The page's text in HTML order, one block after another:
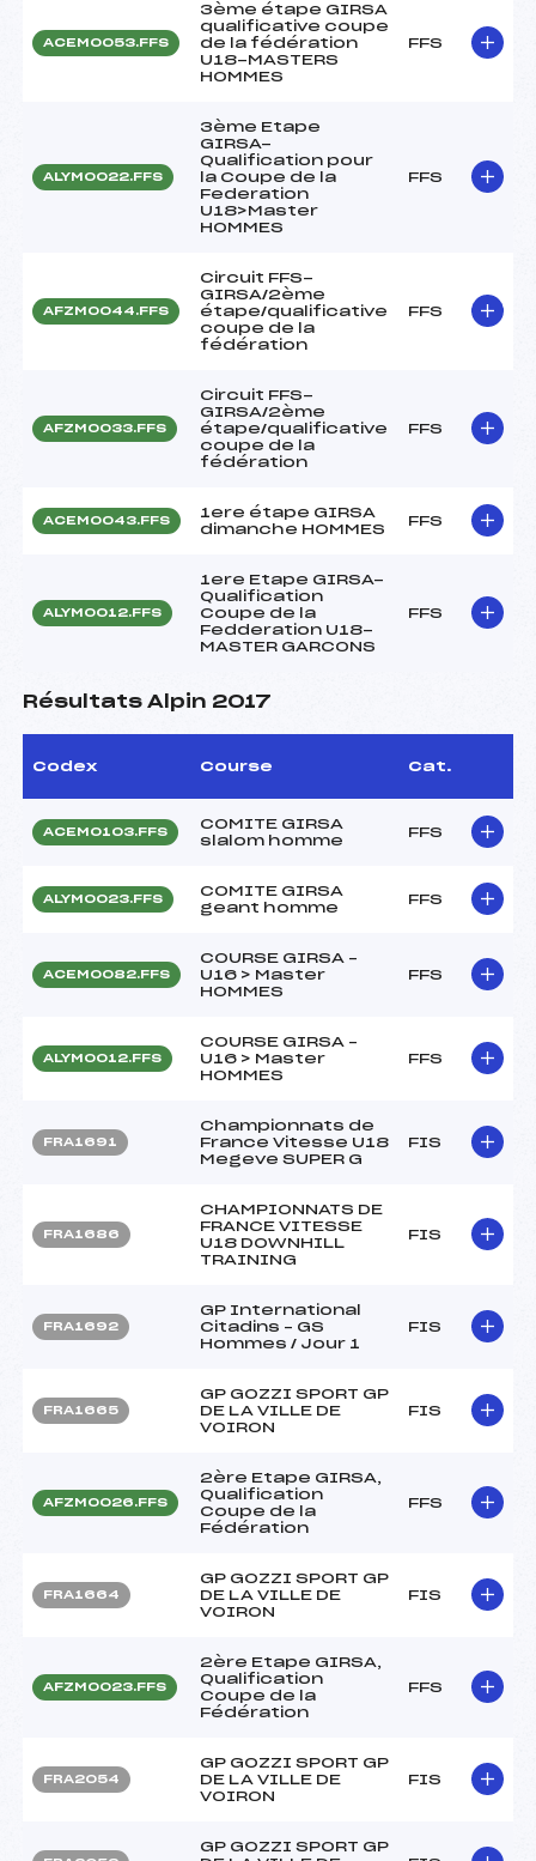
ACEM0053.FFS
3ème étape GIRSA
qualificative coupe
de la fédération
U18-MASTERS
HOMMES
FFS
ALYM0022.FFS
3ème Etape
GIRSA-
Qualification pour
la Coupe de la
Federation
U18>Master
HOMMES
FFS
AFZM0044.FFS
Circuit FFS-
GIRSA/2ème
étape/qualificative
coupe de la
fédération
FFS
AFZM0033.FFS
Circuit FFS-
GIRSA/2ème
étape/qualificative
coupe de la
fédération
FFS
ACEM0043.FFS
1ere étape GIRSA
dimanche HOMMES
FFS
ALYM0012.FFS
1ere Etape GIRSA-
Qualification
Coupe de la
Fedderation U18-
MASTER GARCONS
FFS
Résultats Alpin 2017
Codex Course Cat.
ACEM0103.FFS
COMITE GIRSA
slalom homme
FFS
ALYM0023.FFS
COMITE GIRSA
geant homme
FFS
ACEM0082.FFS
COURSE GIRSA –
U16 > Master
HOMMES
FFS
ALYM0012.FFS
COURSE GIRSA –
U16 > Master
HOMMES
FFS
FRA1691
Championnats de
France Vitesse U18
Megeve SUPER G
FIS
FRA1686
CHAMPIONNATS DE
FRANCE VITESSE
U18 DOWNHILL
TRAINING
FIS
FRA1692
GP International
Citadins – GS
Hommes / Jour 1
FIS
FRA1665
GP GOZZI SPORT GP
DE LA VILLE DE
VOIRON
FIS
AFZM0026.FFS
2ère Etape GIRSA,
Qualification
Coupe de la
Fédération
FFS
FRA1664
GP GOZZI SPORT GP
DE LA VILLE DE
VOIRON
FIS
AFZM0023.FFS
2ère Etape GIRSA,
Qualification
Coupe de la
Fédération
FFS
FRA2054
GP GOZZI SPORT GP
DE LA VILLE DE
VOIRON
FIS
GP GOZZI SPORT GP